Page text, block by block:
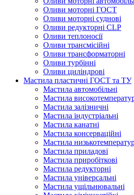
Оливи моторні ГОСТ
Оливи моторні суднові
Оливи редукторні CLP
Оливи теплоносії
Оливи трансмісійні
Оливи трансформаторні
Оливи турбінні
Оливи циліндрові
Мастила пластичні ГОСТ та ТУ
Мастила автомобільні
Мастила
Мастила залізничні
Мастила індустріальні
Мастила канатні
Мастила консерваційні
Мастила
Мастила приладові
Мастила приробіткові
Мастила редукторні
Мастила універсальні
Мастила ущільнювальні